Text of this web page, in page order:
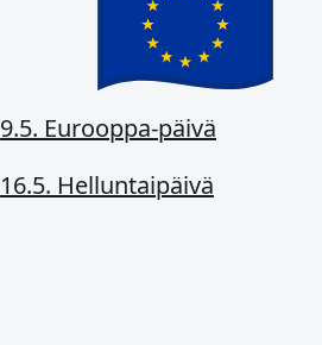
9.5. Eurooppa-päivä
16.5. Helluntaipäivä